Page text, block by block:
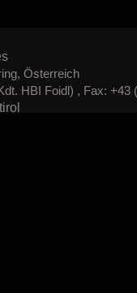
Österreich
HBI Foidl) , Fax: +43